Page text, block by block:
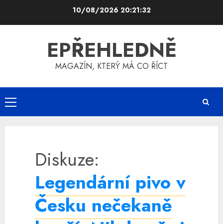
10/08/2026 20:21:32
EPŘEHLEDNĚ
MAGAZÍN, KTERÝ MÁ CO ŘÍCT
Primary
Menu
Diskuze:
Legendární pivo v
Česku nečekaně